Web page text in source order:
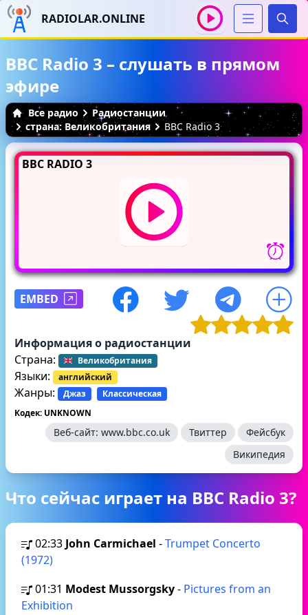
RADIOLAR.ONLINE
BBC Radio 3 – слушать в прямом
эфире
Все радио
Радиостанции
страна: Великобритания
BBC Radio 3
BBC RADIO 3
EMBED
Информация о радиостанции
Страна:
Великобритания
Языки: английский
Жанры: Джаз
Классическая
Кодек: UNKNOWN
Веб-сайт: www.bbc.co.uk Твиттер
Фейсбук
Википедия
Что сейчас играет на BBC Radio 3?
02:33 John Carmichael -Trumpet Concerto
(1972)
01:31 Modest Mussorgsky- Pictures from an
Exhibition